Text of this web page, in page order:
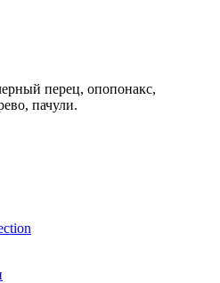
перец, опопонакс,
пачули.